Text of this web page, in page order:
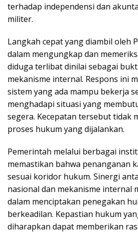
terhadap independensi dan
militer.
Langkah cepat yang diambil oleh
dalam mengungkap dan
diduga terlibat dinilai sebagai
mekanisme internal. Respons ini
sistem yang ada mampu bekerja
menghadapi situasi yang
segera. Kecepatan tersebut tidak
proses hukum yang dijalankan.
Pemerintah melalui berbagai
memastikan bahwa penanganan
sesuai koridor hukum. Sinergi
nasional dan mekanisme internal
dalam menciptakan penegakan
berkeadilan. Kepastian hukum
diharapkan dapat memberikan